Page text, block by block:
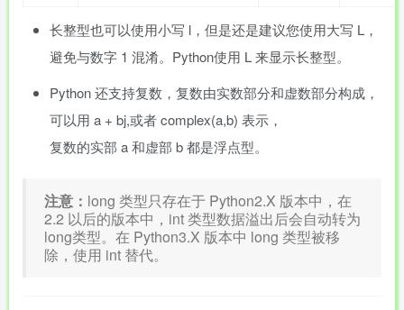
长整型也可以使用小写 l，但是还是建议您使用大写 L，
避免与数字 1 混淆。Python使用 L 来显示长整型。
Python 还支持复数，复数由实数部分和虚数部分构成，
可以用 a + bj,或者 complex(a,b) 表示，
复数的实部 a 和虚部 b 都是浮点型。
注意： long 类型只存在于 Python2.X 版本中，在
2.2 以后的版本中，int 类型数据溢出后会自动转为
long类型。在 Python3.X 版本中 long 类型被移
除，使用 int 替代。